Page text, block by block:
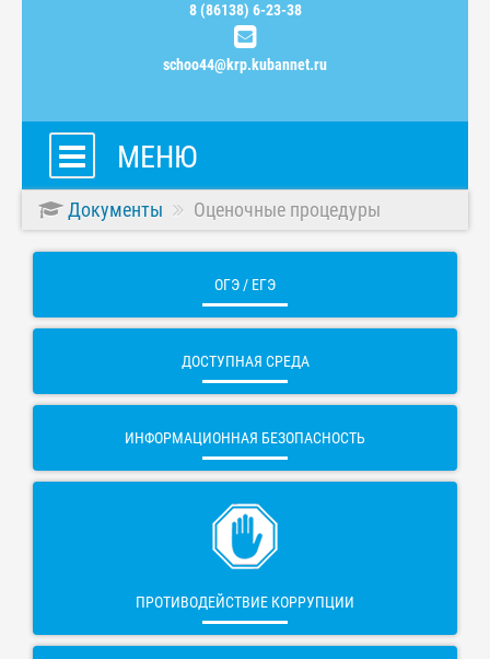
8 (86138) 6-23-38
schoo44@krp.kubannet.ru
МЕНЮ
Документы Оценочные процедуры
ОГЭ / ЕГЭ
ДОСТУПНАЯ СРЕДА
ИНФОРМАЦИОННАЯ БЕЗОПАСНОСТЬ
ПРОТИВОДЕЙСТВИЕ КОРРУПЦИИ